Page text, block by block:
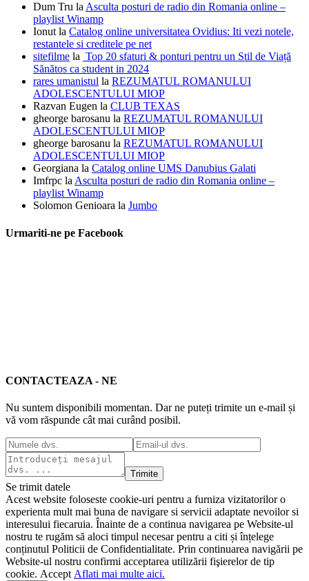
Dum Tru la Asculta posturi de radio din Romania online –
playlist Winamp
Ionut la Catalog online universitatea Ovidius: Iti vezi notele,
restantele si creditele pe net
sitefilme la Top 20 sfaturi & ponturi pentru un Stil de Viață
Sănătos ca student in 2024
rares umanistul la REZUMATUL ROMANULUI
ADOLESCENTULUI MIOP
Razvan Eugen la CLUB TEXAS
gheorge barosanu la REZUMATUL ROMANULUI
ADOLESCENTULUI MIOP
gheorge barosanu la REZUMATUL ROMANULUI
ADOLESCENTULUI MIOP
Georgiana la Catalog online UMS Danubius Galati
Imfrpc la Asculta posturi de radio din Romania online –
playlist Winamp
Solomon Genioara la Jumbo
Urmariti-ne pe Facebook
CONTACTEAZA - NE
Nu suntem disponibili momentan. Dar ne puteți trimite un e-mail și
vă vom răspunde cât mai curând posibil.
Trimite
Se trimit datele
Acest website foloseste cookie-uri pentru a furniza vizitatorilor o
experienta mult mai buna de navigare si servicii adaptate nevoilor si
interesului fiecaruia. Înainte de a continua navigarea pe Website-ul
nostru te rugăm să aloci timpul necesar pentru a citi și înțelege
conținutul Politicii de Confidentialitate. Prin continuarea navigării pe
Website-ul nostru confirmi acceptarea utilizării fişierelor de tip
cookie. Accept Aflati mai multe aici.